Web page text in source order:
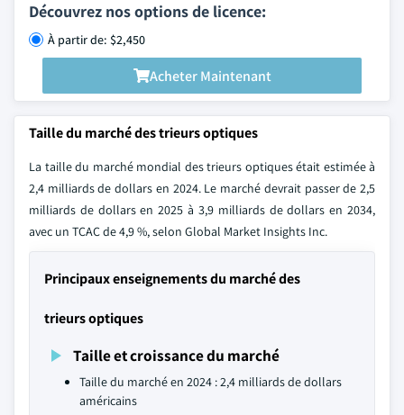
Découvrez nos options de licence:
À partir de: $2,450
Acheter Maintenant
Taille du marché des trieurs optiques
La taille du marché mondial des trieurs optiques était estimée à
2,4 milliards de dollars en 2024. Le marché devrait passer de 2,5
milliards de dollars en 2025 à 3,9 milliards de dollars en 2034,
avec un TCAC de 4,9 %, selon Global Market Insights Inc.
Principaux enseignements du marché des
trieurs optiques
Taille et croissance du marché
Taille du marché en 2024 : 2,4 milliards de dollars
américains